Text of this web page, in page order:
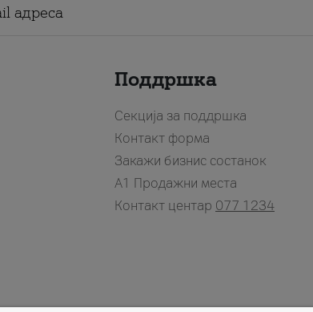
Поддршка
Секција за поддршка
Контакт форма
Закажи бизнис состанок
A1 Продажни места
Контакт центар 077 1234